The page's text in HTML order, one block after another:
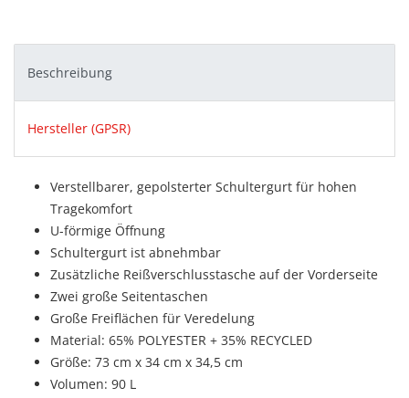
Beschreibung
Hersteller (GPSR)
Verstellbarer, gepolsterter Schultergurt für hohen
Tragekomfort
U-förmige Öffnung
Schultergurt ist abnehmbar
Zusätzliche Reißverschlusstasche auf der Vorderseite
Zwei große Seitentaschen
Große Freiflächen für Veredelung
Material: 65% POLYESTER + 35% RECYCLED
Größe: 73 cm x 34 cm x 34,5 cm
Volumen: 90 L